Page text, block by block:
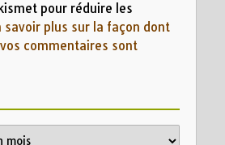
pour réduire les
savoir plus sur la façon dont
commentaires sont